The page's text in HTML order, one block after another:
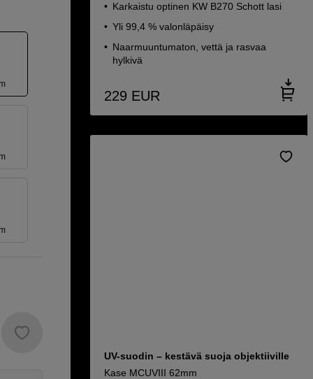
Karkaistu optinen KW B270 Schott lasi
Yli 99,4 % valonläpäisy
Naarmuuntumaton, vettä ja rasvaa
hylkivä
229 EUR
UV-suodin – kestävä suoja objektiiville
Kase MCUVIII 62mm